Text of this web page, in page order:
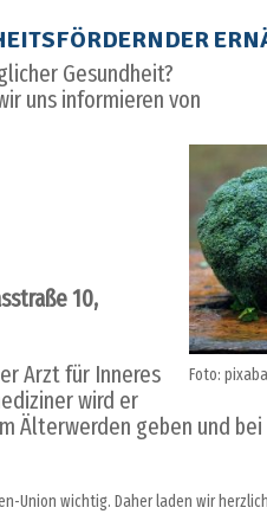
Gesundheit?
uns informieren von
Foto:
10,
Arzt für Inneres
wird er
Älterwerden geben und
Union wichtig. Daher laden wir